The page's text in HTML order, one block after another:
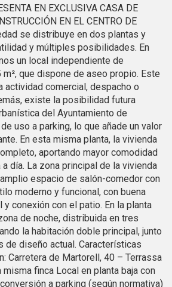
EN EXCLUSIVA CASA DE
EN EL CENTRO DE
se distribuye en dos plantas y
y múltiples posibilidades. En
un local independiente de
que dispone de aseo propio. Este
actividad comercial, despacho o
existe la posibilidad futura
del Ayuntamiento de
uso a parking, lo que añade un valor
En esta misma planta, la vivienda
aportando mayor comodidad
día. La zona principal de la vivienda
espacio de salón-comedor con
moderno y funcional, con buena
y conexión con el patio. En la planta
de noche, distribuida en tres
la habitación doble principal, junto
de diseño actual. Características
Carretera de Martorell, 40 – Terrassa
finca Local en planta baja con
a parking (según normativa)
de la página web.
y análisis del
usuarios de este sitio web. La
mediante este tipo de cookies se
de la actividad de la web para la
de navegación de los usuarios con
en función del análisis de los
los usuarios del servicio. Permiten
de preferencia del usuario para
nuestros servicios y para ofrecer una
través de productos recomendados.
para almacenar información
y elecciones personales del usuario
continuada de sus hábitos de
a ellas, podemos conocer los hábitos
sitio web y mostrar publicidad
de navegación del usuario.